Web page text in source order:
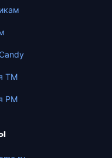
ТМ
PM